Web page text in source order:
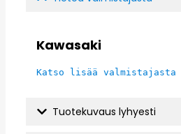
Kawasaki
Katso lisää valmistajasta
Tuotekuvaus lyhyesti